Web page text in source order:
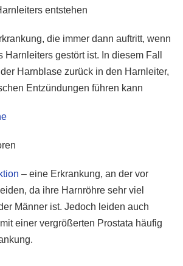
entstehen
die immer dann auftritt, wenn
Harnleiters gestört ist. In diesem Fall
Harnblase zurück in den Harnleiter,
Entzündungen führen kann
– eine Erkrankung, an der vor
da ihre Harnröhre sehr viel
Männer ist. Jedoch leiden auch
einer vergrößerten Prostata häufig